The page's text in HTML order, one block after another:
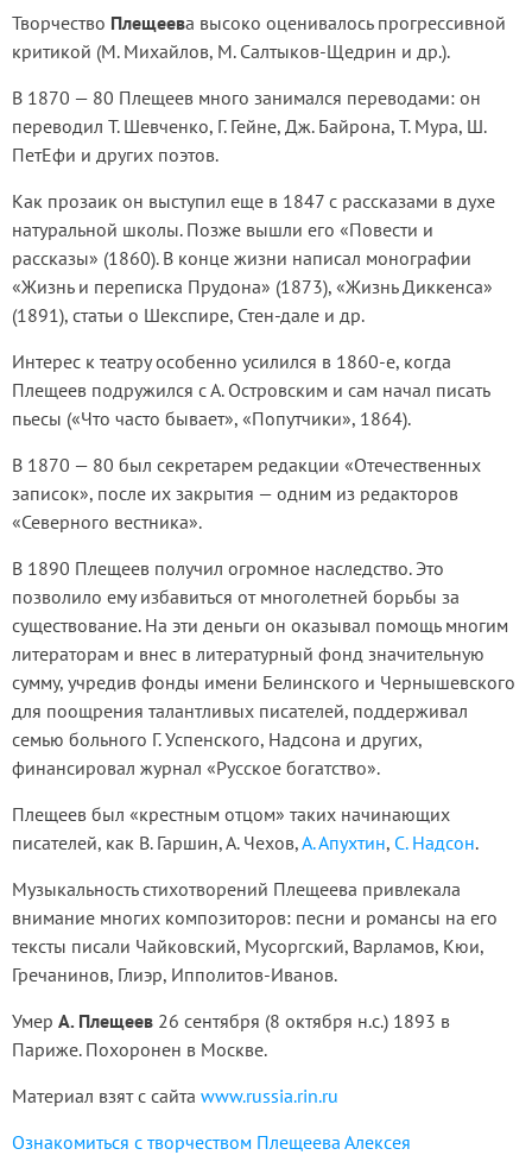
Творчество Плещеева высоко оценивалось прогрессивной
критикой (М. Михайлов, М. Салтыков-Щедрин и др.).
В 1870 — 80 Плещеев много занимался переводами: он
переводил Т. Шевченко, Г. Гейне, Дж. Байрона, Т. Мура, Ш.
ПетЕфи и других поэтов.
Как прозаик он выступил еще в 1847 с рассказами в духе
натуральной школы. Позже вышли его «Повести и
рассказы» (1860). В конце жизни написал монографии
«Жизнь и переписка Прудона» (1873), «Жизнь Диккенса»
(1891), статьи о Шекспире, Стен-дале и др.
Интерес к театру особенно усилился в 1860-е, когда
Плещеев подружился с А. Островским и сам начал писать
пьесы («Что часто бывает», «Попутчики», 1864).
В 1870 — 80 был секретарем редакции «Отечественных
записок», после их закрытия — одним из редакторов
«Северного вестника».
В 1890 Плещеев получил огромное наследство. Это
позволило ему избавиться от многолетней борьбы за
существование. На эти деньги он оказывал помощь многим
литераторам и внес в литературный фонд значительную
сумму, учредив фонды имени Белинского и Чернышевского
для поощрения талантливых писателей, поддерживал
семью больного Г. Успенского, Надсона и других,
финансировал журнал «Русское богатство».
Плещеев был «крестным отцом» таких начинающих
писателей, как В. Гаршин, А. Чехов,А. Апухтин, С. Надсон.
Музыкальность стихотворений Плещеева привлекала
внимание многих композиторов: песни и романсы на его
тексты писали Чайковский, Мусоргский, Варламов, Кюи,
Гречанинов, Глиэр, Ипполитов-Иванов.
Умер А. Плещеев 26 сентября (8 октября н.с.) 1893 в
Париже. Похоронен в Москве.
Материал взят с сайта www.russia.rin.ru
Ознакомиться с творчеством Плещеева Алексея